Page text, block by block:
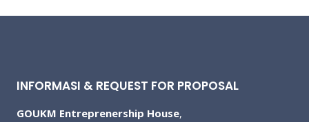
INFORMASI & REQUEST FOR PROPOSAL
GOUKM Entreprenership House,